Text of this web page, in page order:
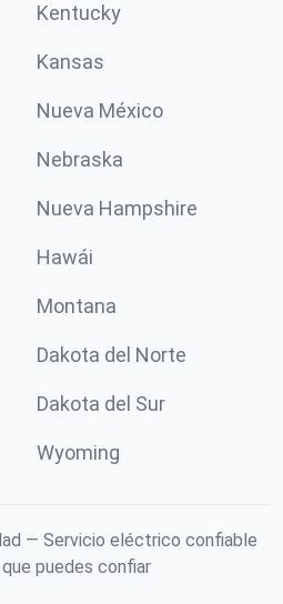
Kentucky
Kansas
Nueva México
Nebraska
Nueva Hampshire
Hawái
Montana
Dakota del Norte
Dakota del Sur
Wyoming
— Servicio eléctrico confiable
puedes confiar